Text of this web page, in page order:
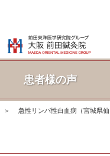
患者様の声
＞
急性リンパ性白血病（宮城県